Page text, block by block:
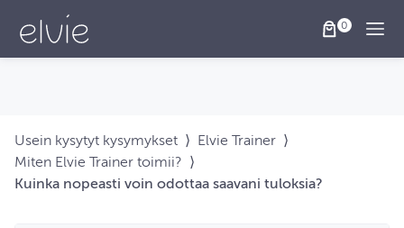
Usein kysytyt kysymykset ⟩ Elvie Trainer ⟩
Miten Elvie Trainer toimii? ⟩
Kuinka nopeasti voin odottaa saavani tuloksia?